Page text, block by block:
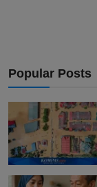
Popular Posts